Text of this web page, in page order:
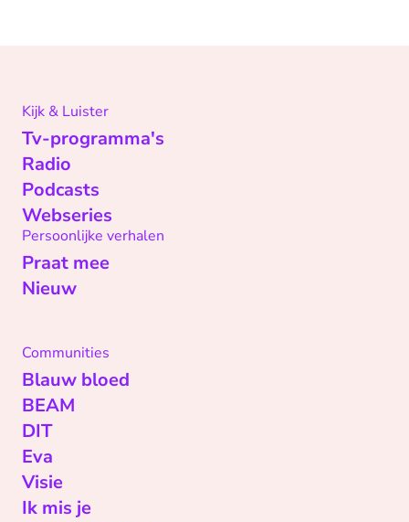
Kijk & Luister
Tv-programma's
Radio
Podcasts
Webseries
Persoonlijke verhalen
Praat mee
Nieuw
Communities
Blauw bloed
BEAM
DIT
Eva
Visie
Ik mis je